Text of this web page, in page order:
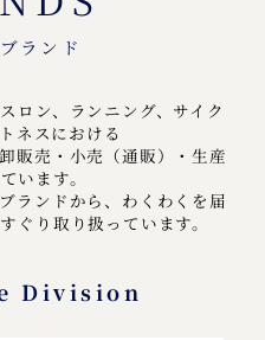
ランド
ロン、ランニング、サイク
ネスにおける
販売・小売（通販）・生産
います。
ランドから、わくわくを届
ぐり取り扱っています。
Division